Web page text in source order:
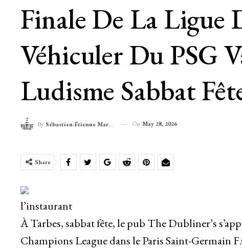
Finale De La Ligue
Véhiculer Du PSG
Ludisme Sabbat
By Sébastien-Étienne Marechal On May 28, 2026
Share
l’instaurant
À Tarbes, sabbat fête, le pub The Dubliner’s
Champions League dans le Paris Saint-Germain